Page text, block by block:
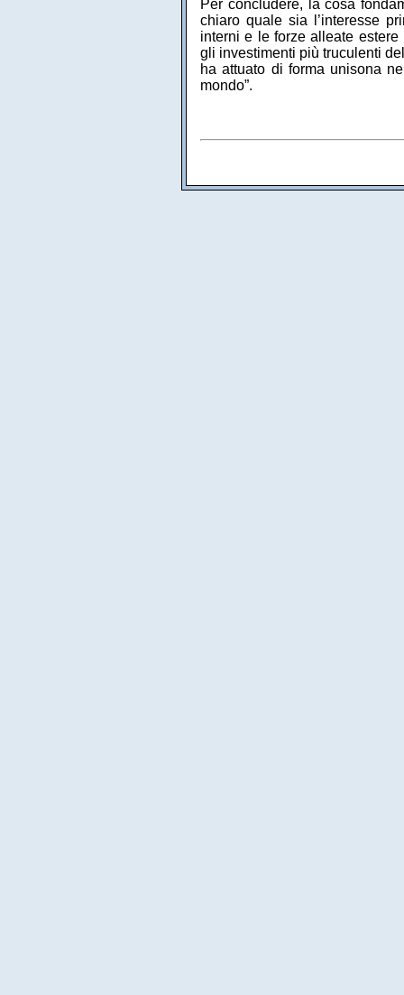
Per concludere, la cosa
chiaro quale sia l’interesse
interni e le forze alleate
gli investimenti più truculenti
ha attuato di forma unisona
mondo”.